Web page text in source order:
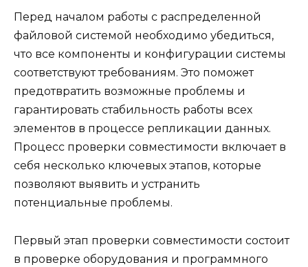
Перед началом работы с распределенной
файловой системой необходимо убедиться,
что все компоненты и конфигурации системы
соответствуют требованиям. Это поможет
предотвратить возможные проблемы и
гарантировать стабильность работы всех
элементов в процессе репликации данных.
Процесс проверки совместимости включает в
себя несколько ключевых этапов, которые
позволяют выявить и устранить
потенциальные проблемы.
Первый этап проверки совместимости состоит
в проверке оборудования и программного